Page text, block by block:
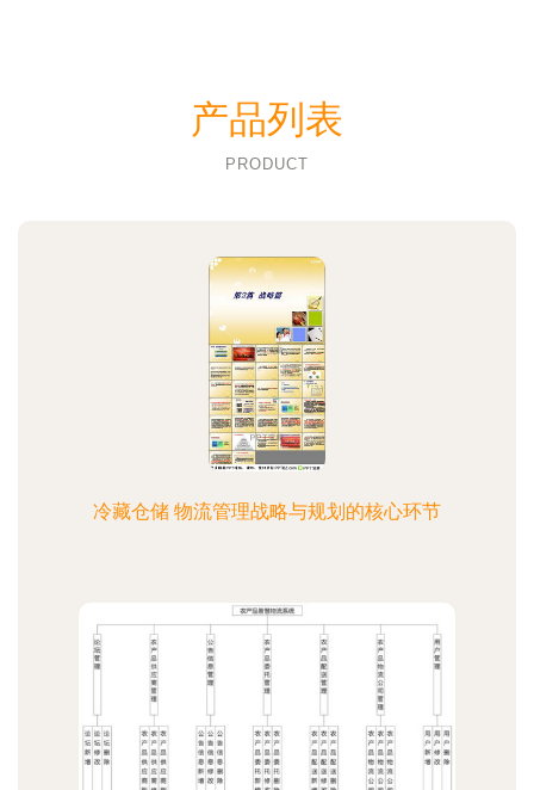
产品列表
PRODUCT
冷藏仓储 物流管理战略与规划的核心环节